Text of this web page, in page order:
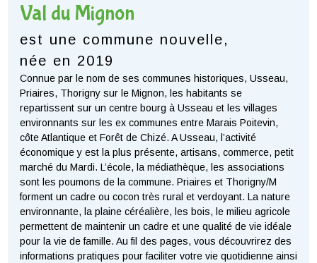
Val du Mignon
est une commune nouvelle,
née en 2019
Connue par le nom de ses communes historiques, Usseau,
Priaires, Thorigny sur le Mignon, les habitants se
repartissent sur un centre bourg à Usseau et les villages
environnants sur les ex communes entre Marais Poitevin,
côte Atlantique et Forêt de Chizé. A Usseau, l’activité
économique y est la plus présente, artisans, commerce, petit
marché du Mardi. L’école, la médiathèque, les associations
sont les poumons de la commune. Priaires et Thorigny/M
forment un cadre ou cocon très rural et verdoyant. La nature
environnante, la plaine céréalière, les bois, le milieu agricole
permettent de maintenir un cadre et une qualité de vie idéale
pour la vie de famille. Au fil des pages, vous découvrirez des
informations pratiques pour faciliter votre vie quotidienne ainsi